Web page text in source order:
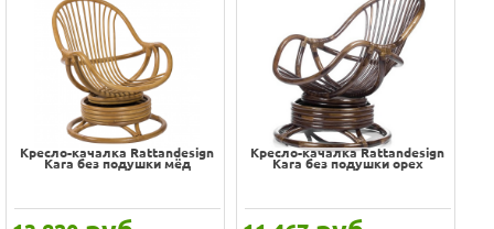
Кресло-качалка Rattandesign
Kara без подушки мёд
Кресло-качалка Rattandesign
Kara без подушки орех